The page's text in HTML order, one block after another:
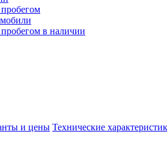
в наличии
и цены Технические